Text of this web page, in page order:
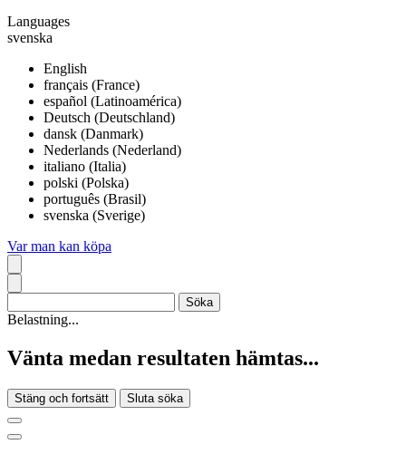
Languages
svenska
English
français (France)
español (Latinoamérica)
Deutsch (Deutschland)
dansk (Danmark)
Nederlands (Nederland)
italiano (Italia)
polski (Polska)
português (Brasil)
svenska (Sverige)
Var man kan köpa
Belastning...
Vänta medan resultaten hämtas...
Stäng och fortsätt Sluta söka